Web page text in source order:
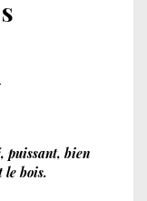
puissant, bien
le bois.